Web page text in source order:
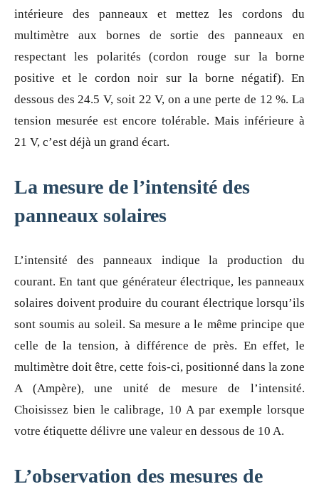
intérieure des panneaux et mettez les cordons du
multimètre aux bornes de sortie des panneaux en
respectant les polarités (cordon rouge sur la borne
positive et le cordon noir sur la borne négatif). En
dessous des 24.5 V, soit 22 V, on a une perte de 12 %. La
tension mesurée est encore tolérable. Mais inférieure à
21 V, c’est déjà un grand écart.
La mesure de l’intensité des
panneaux solaires
L’intensité des panneaux indique la production du
courant. En tant que générateur électrique, les panneaux
solaires doivent produire du courant électrique lorsqu’ils
sont soumis au soleil. Sa mesure a le même principe que
celle de la tension, à différence de près. En effet, le
multimètre doit être, cette fois-ci, positionné dans la zone
A (Ampère), une unité de mesure de l’intensité.
Choisissez bien le calibrage, 10 A par exemple lorsque
votre étiquette délivre une valeur en dessous de 10 A.
L’observation des mesures de